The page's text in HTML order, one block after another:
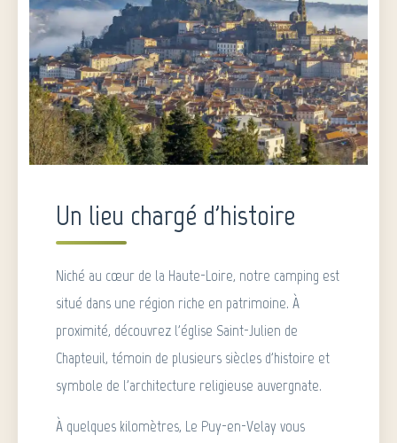
Un lieu chargé d'histoire
Niché au cœur de la Haute-Loire, notre camping est
situé dans une région riche en patrimoine. À
proximité, découvrez l'église Saint-Julien de
Chapteuil, témoin de plusieurs siècles d'histoire et
symbole de l'architecture religieuse auvergnate.
À quelques kilomètres, Le Puy-en-Velay vous